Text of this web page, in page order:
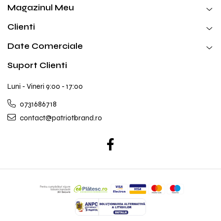
Magazinul Meu
Clienti
Date Comerciale
Suport Clienti
Luni - Vineri 9:00 - 17:00
0731686718
contact@patriotbrand.ro